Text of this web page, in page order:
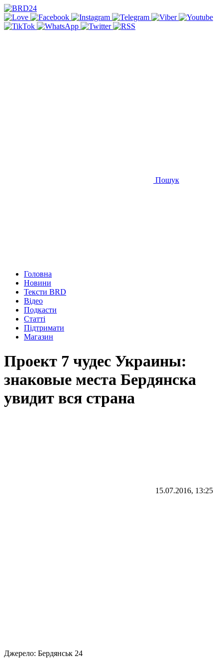
Пошук
Головна
Новини
Тексти BRD
Відео
Подкасти
Статті
Підтримати
Магазин
Проект 7 чудес Украины:
знаковые места Бердянска
увидит вся страна
15.07.2016, 13:25
Джерело: Бердянськ 24